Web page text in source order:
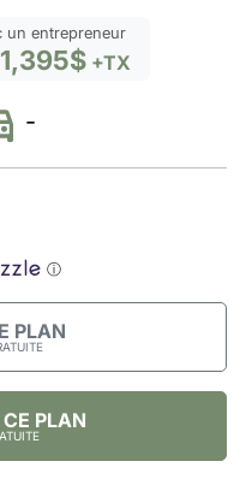
un entrepreneur
+TX
-
ⓘ
PLAN
PLAN